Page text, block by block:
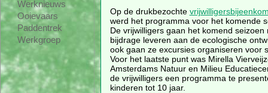
Werknieuws
Ooievaars
Paddentrek
Werkgroep
Op de drukbezochte
werd het programma voor het komende
De vrijwilligers gaan het komend seizoen
bijdrage leveren aan de ecologische
ook gaan ze excursies organiseren voor
Voor het laatste punt was Mirella
Amsterdams Natuur en Milieu
de vrijwilligers een programma te
kinderen tot 10 jaar.